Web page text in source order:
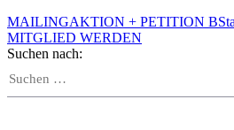
MAILINGAKTION + PETITION
MITGLIED WERDEN
Suchen nach: